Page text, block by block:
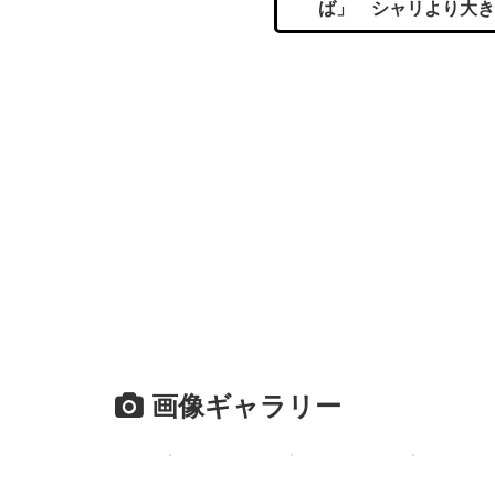
ば」 シャリより大き
画像ギャラリー